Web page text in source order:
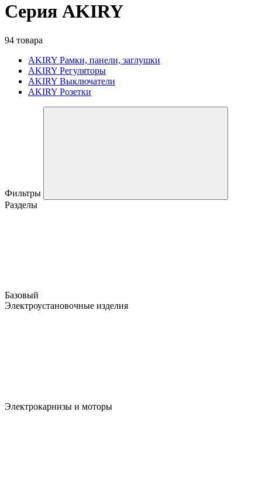
Серия AKIRY
94 товара
AKIRY Рамки, панели, заглушки
AKIRY Регуляторы
AKIRY Выключатели
AKIRY Розетки
Фильтры
Разделы
Базовый
Электроустановочные изделия
Электрокарнизы и моторы